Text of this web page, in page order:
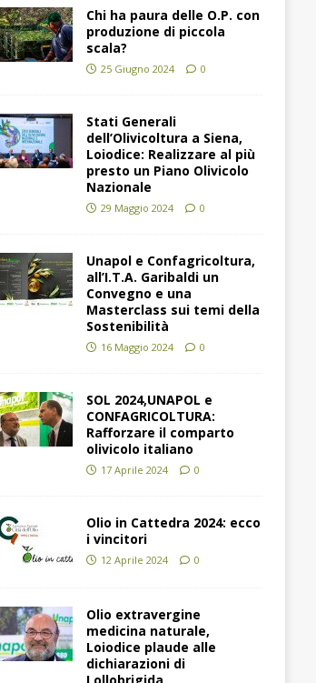
Chi ha paura delle O.P. con
produzione di piccola
scala?
25 Giugno 2024 0
Stati Generali
dell’Olivicoltura a Siena,
Loiodice: Realizzare al più
presto un Piano Olivicolo
Nazionale
29 Maggio 2024 0
Unapol e Confagricoltura,
all’I.T.A. Garibaldi un
Convegno e una
Masterclass sui temi della
Sostenibilità
16 Maggio 2024 0
SOL 2024,UNAPOL e
CONFAGRICOLTURA:
Rafforzare il comparto
olivicolo italiano
17 Aprile 2024 0
Olio in Cattedra 2024: ecco
i vincitori
12 Aprile 2024 0
Olio extravergine
medicina naturale,
Loiodice plaude alle
dichiarazioni di